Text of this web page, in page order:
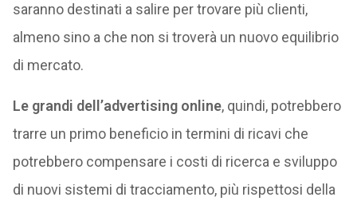
saranno destinati a salire per trovare più clienti,
almeno sino a che non si troverà un nuovo equilibrio
di mercato.
Le grandi dell’advertising online, quindi, potrebbero
trarre un primo beneficio in termini di ricavi che
potrebbero compensare i costi di ricerca e sviluppo
di nuovi sistemi di tracciamento, più rispettosi della